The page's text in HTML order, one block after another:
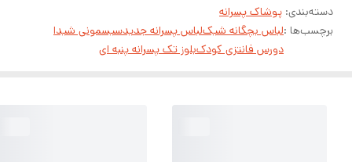
دسته‌بندی: پوشاک پسرانه
برچسب‌ها :لباس بچگانه شیکلباس پسرانه جدیدسیسمونی شیدا
دورس فانتزی کودکبلوز تک پسرانه پنبه ای